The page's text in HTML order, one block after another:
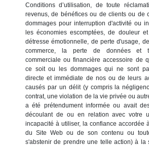
Conditions d’utilisation, de toute
revenus, de bénéfices ou de clients ou de
dommages pour interruption d'activité ou
les économies escomptées, de douleur
détresse émotionnelle, de perte d'usage,
commerce, la perte de données et
commerciale ou financière accessoire de
ce soit ou les dommages qui ne sont
directe et immédiate de nos ou de leurs
causés par un délit (y compris la
contrat, une violation de la vie privée ou
a été prétendument informée ou avait
découlant de ou en relation avec votre
incapacité à utiliser, la confiance accordée
du Site Web ou de son contenu ou
s'abstenir de prendre une telle action) à la